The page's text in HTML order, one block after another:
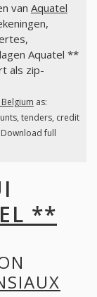
van Aquatel
Aquatel **
als zip-
as:
tenders, credit
full
**